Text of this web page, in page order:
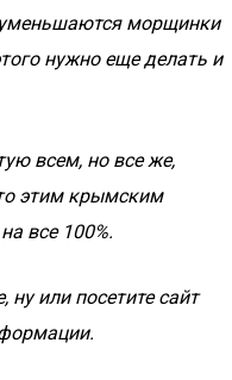
уменьшаются морщинки
нужно еще делать и
всем, но все же,
этим крымским
все 100%.
ну или посетите сайт